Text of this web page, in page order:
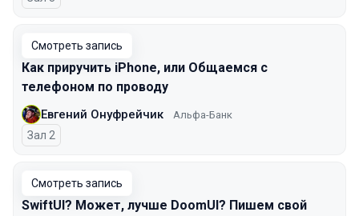
Смотреть запись
Как приручить iPhone, или Общаемся с
телефоном по проводу
Евгений Онуфрейчик Альфа-Банк
Зал 2
Смотреть запись
SwiftUI? Может, лучше DoomUI? Пишем свой